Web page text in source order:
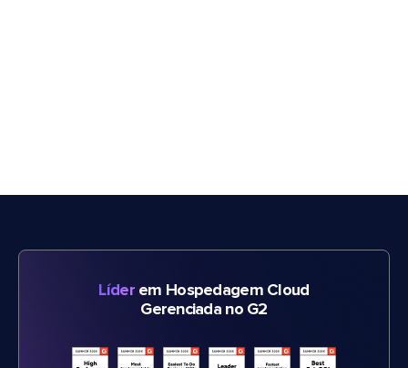
Líderem Hospedagem Cloud
Gerenciada no G2